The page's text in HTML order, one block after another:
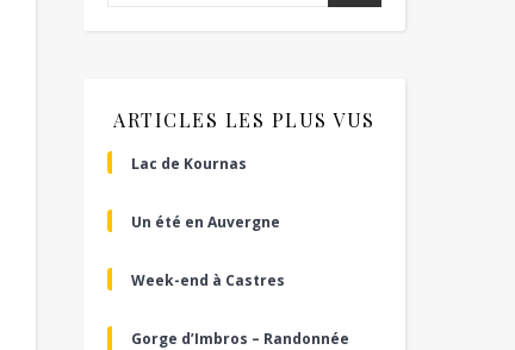
ARTICLES LES PLUS VUS
Lac de Kournas
Un été en Auvergne
Week-end à Castres
Gorge d’Imbros – Randonnée